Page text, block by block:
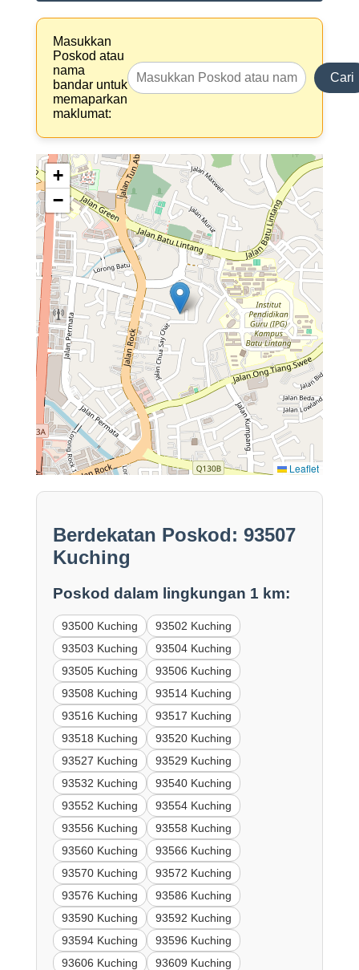
Masukkan
Poskod atau
nama
bandar untuk
memaparkan
maklumat:
Cari
+
−
Leaflet
Berdekatan Poskod: 93507
Kuching
Poskod dalam lingkungan 1 km:
93500 Kuching
93502 Kuching
93503 Kuching
93504 Kuching
93505 Kuching
93506 Kuching
93508 Kuching
93514 Kuching
93516 Kuching
93517 Kuching
93518 Kuching
93520 Kuching
93527 Kuching
93529 Kuching
93532 Kuching
93540 Kuching
93552 Kuching
93554 Kuching
93556 Kuching
93558 Kuching
93560 Kuching
93566 Kuching
93570 Kuching
93572 Kuching
93576 Kuching
93586 Kuching
93590 Kuching
93592 Kuching
93594 Kuching
93596 Kuching
93606 Kuching
93609 Kuching